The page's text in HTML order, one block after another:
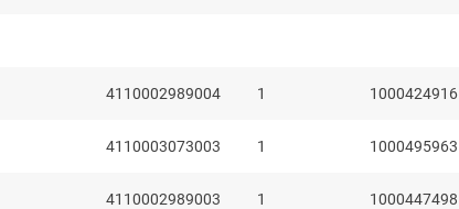
4110002989004 1 1000424916
4110003073003 1 1000495963
4110002989003 1 1000447498